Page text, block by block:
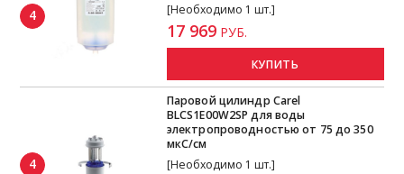
4
[Необходимо 1 шт.]
17 969РУБ.
КУПИТЬ
4
Паровой цилиндр Carel
BLCS1E00W2SP для воды
электропроводностью от 75 до 350
мкС/см
[Необходимо 1 шт.]